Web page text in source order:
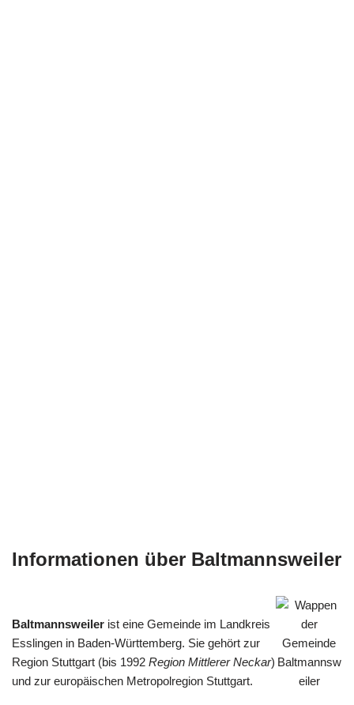
Informationen über Baltmannsweiler
Baltmannsweiler ist eine Gemeinde im Landkreis
Esslingen in Baden-Württemberg. Sie gehört zur
Region Stuttgart (bis 1992 Region Mittlerer Neckar)
und zur europäischen Metropolregion Stuttgart.